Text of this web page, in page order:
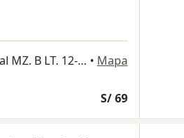
Urbanización Camino Real MZ. B LT. 12-A, Arequipa • Mapa
S/ 69